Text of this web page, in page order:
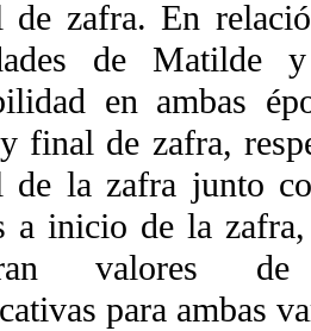
de zafra. En
de Matilde
en ambas
final de zafra,
de la zafra junto
a inicio de la
valores de
para ambas